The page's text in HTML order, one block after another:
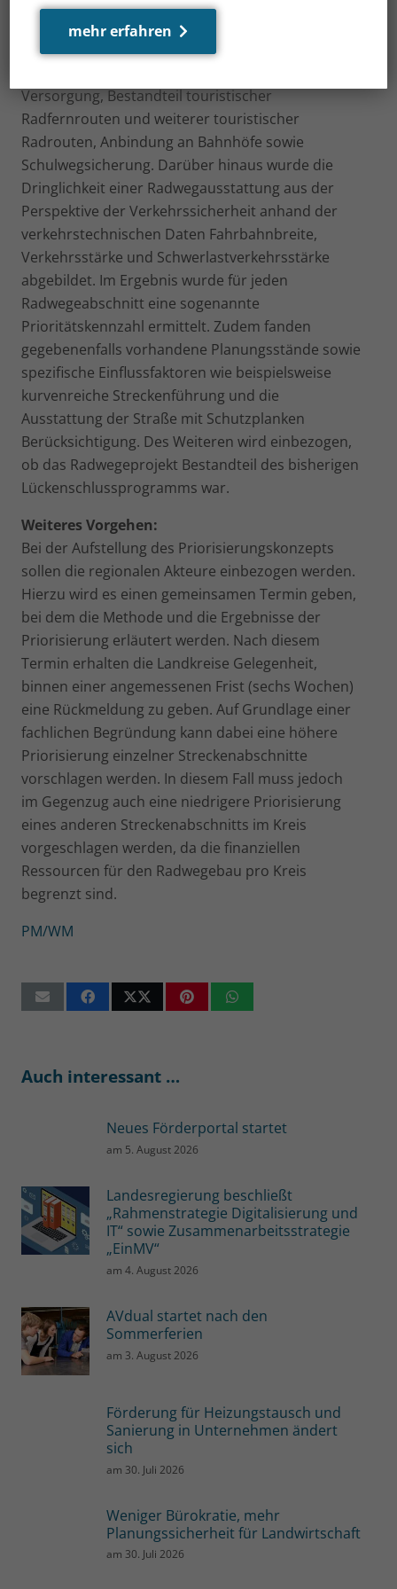
Orten, Lückenschluss zu Radwegen im Bestand,
Anbindung an Orte der Versorgung wie
Versorgung, Bestandteil touristischer
Radfernrouten und weiterer touristischer
Radrouten, Anbindung an Bahnhöfe sowie
Schulwegsicherung. Darüber hinaus wurde die
Dringlichkeit einer Radwegausstattung aus der
Perspektive der Verkehrssicherheit anhand der
verkehrstechnischen Daten Fahrbahnbreite,
Verkehrsstärke und Schwerlastverkehrsstärke
abgebildet. Im Ergebnis wurde für jeden
Radwegeabschnitt eine sogenannte
Prioritätskennzahl ermittelt. Zudem fanden
gegebenenfalls vorhandene Planungsstände sowie
spezifische Einflussfaktoren wie beispielsweise
kurvenreiche Streckenführung und die
Ausstattung der Straße mit Schutzplanken
Berücksichtigung. Des Weiteren wird einbezogen,
ob das Radwegeprojekt Bestandteil des bisherigen
Lückenschlussprogramms war.
Weiteres Vorgehen:
Bei der Aufstellung des Priorisierungskonzepts
sollen die regionalen Akteure einbezogen werden.
Hierzu wird es einen gemeinsamen Termin geben,
bei dem die Methode und die Ergebnisse der
Priorisierung erläutert werden. Nach diesem
Termin erhalten die Landkreise Gelegenheit,
binnen einer angemessenen Frist (sechs Wochen)
eine Rückmeldung zu geben. Auf Grundlage einer
fachlichen Begründung kann dabei eine höhere
Priorisierung einzelner Streckenabschnitte
vorschlagen werden. In diesem Fall muss jedoch
im Gegenzug auch eine niedrigere Priorisierung
eines anderen Streckenabschnitts im Kreis
vorgeschlagen werden, da die finanziellen
Ressourcen für den Radwegebau pro Kreis
begrenzt sind.
PM/WM
Auch interessant …
Neues Förderportal startet
am 5. August 2026
Landesregierung beschließt
„Rahmenstrategie Digitalisierung und
IT“ sowie Zusammenarbeitsstrategie
„EinMV“
am4. August 2026
AVdual startet nach den
Sommerferien
am 3. August 2026
Förderung für Heizungstausch und
Sanierung in Unternehmen ändert
sich
am 30. Juli 2026
Weniger Bürokratie, mehr
Planungssicherheit für Landwirtschaft
am 30. Juli 2026
mehr erfahren